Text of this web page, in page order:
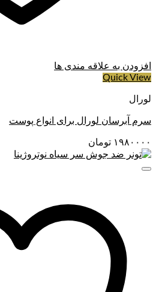
افزودن به علاقه مندی ها
Quick View
لورال
سرم آبرسان لورال برای انواع پوست
۱۹۸۰۰۰۰ تومان